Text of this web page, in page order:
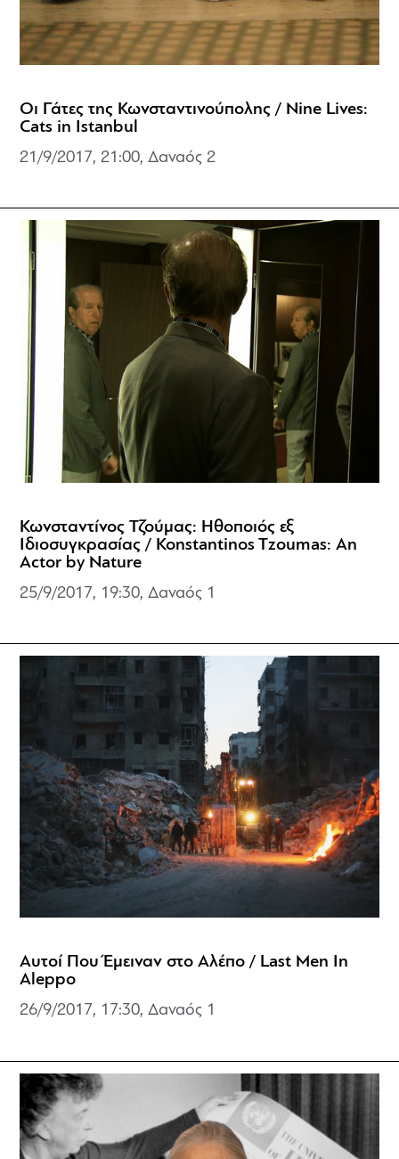
Οι Γάτες της Κωνσταντινούπολης / Nine Lives:
Cats in Istanbul
21/9/2017, 21:00,Δαναός 2
Κωνσταντίνος Τζούμας: Ηθοποιός εξ
Ιδιοσυγκρασίας / Konstantinos Tzoumas: An
Actor by Nature
25/9/2017, 19:30, Δαναός 1
Αυτοί Που Έμειναν στο Αλέπο / Last Men In
Aleppo
26/9/2017, 17:30, Δαναός 1